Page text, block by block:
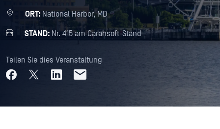
ORT: National Harbor, MD
STAND: Nr. 415 am Carahsoft-Stand
Teilen Sie dies Veranstaltung